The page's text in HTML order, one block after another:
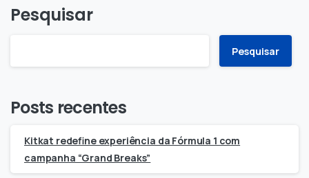
Pesquisar
Pesquisar
Posts recentes
Kitkat redefine experiência da Fórmula 1 com
campanha “Grand Breaks”